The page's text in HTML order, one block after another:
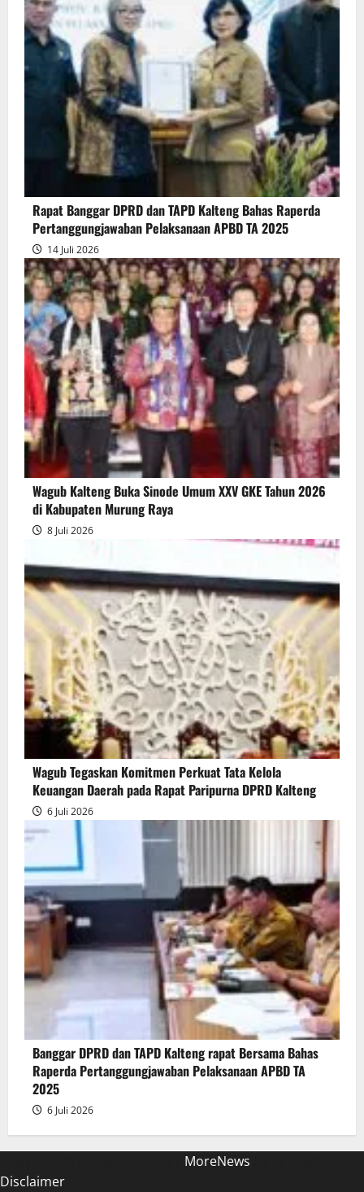
Rapur
Penyampaian
Pendapat
Akhir
Gubernur
atas
Persetujuan
Bersama
Raperda
Pertanggungjawaban
Pelaksanaan
APBD
2025
Rapat Banggar DPRD dan TAPD Kalteng Bahas Raperda
Pertanggungjawaban Pelaksanaan APBD TA 2025
14 Juli 2026
Wagub Kalteng Buka Sinode Umum XXV GKE Tahun 2026
di Kabupaten Murung Raya
8 Juli 2026
Wagub Tegaskan Komitmen Perkuat Tata Kelola
Keuangan Daerah pada Rapat Paripurna DPRD Kalteng
6 Juli 2026
Banggar DPRD dan TAPD Kalteng rapat Bersama Bahas
Raperda Pertanggungjawaban Pelaksanaan APBD TA
2025
6 Juli 2026
MoreNews
Disclaimer